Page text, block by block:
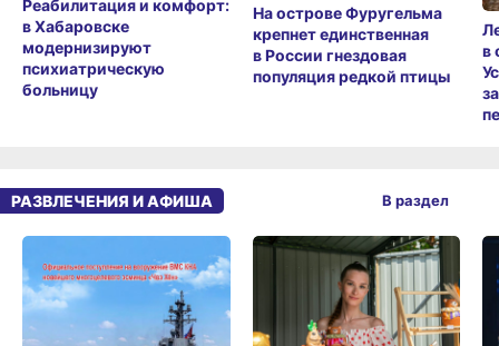
Реабилитация и комфорт:
в Хабаровске
модернизируют
психиатрическую
больницу
На острове Фуругельма
крепнет единственная
в России гнездовая
популяция редкой птицы
в
РАЗВЛЕЧЕНИЯ И АФИША В раздел